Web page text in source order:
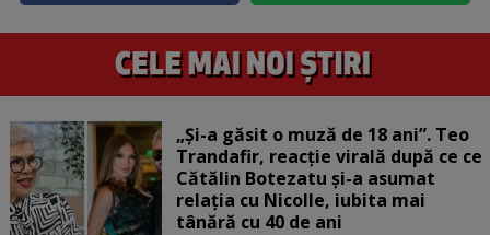
„Și-a găsit o muză de 18 ani”. Teo
Trandafir, reacție virală după ce ce
Cătălin Botezatu și-a asumat
relația cu Nicolle, iubita mai
tânără cu 40 de ani